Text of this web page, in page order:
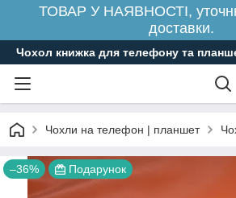
ТОВАР У НАЯВНОСТІ,
доставки.
Чохол книжка для телефону та
Чохли на телефон | планшет
–36% Подарунок